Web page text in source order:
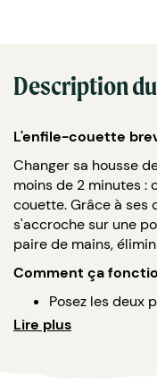
Description
L'enfile-couette
Changer sa housse
moins de 2 minutes :
couette. Grâce à ses
s'accroche sur une
paire de mains,
Comment ça
Posez les deux
fermez-la.
Lire plus